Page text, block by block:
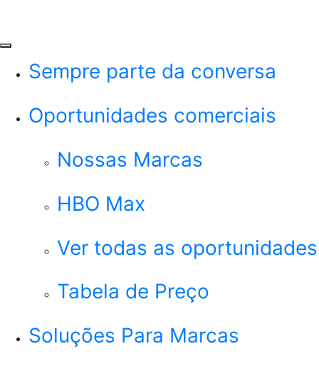
Sempre parte da conversa
Oportunidades comerciais
Nossas Marcas
HBO Max
Ver todas as oportunidades
Tabela de Preço
Soluções Para Marcas